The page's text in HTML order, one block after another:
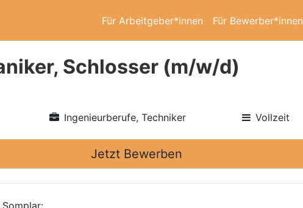
Für Arbeitgeber*innen Für Bewerber*innen
Schlosser (m/w/d)
Ingenieurberufe, Techniker Vollzeit
Jetzt Bewerben